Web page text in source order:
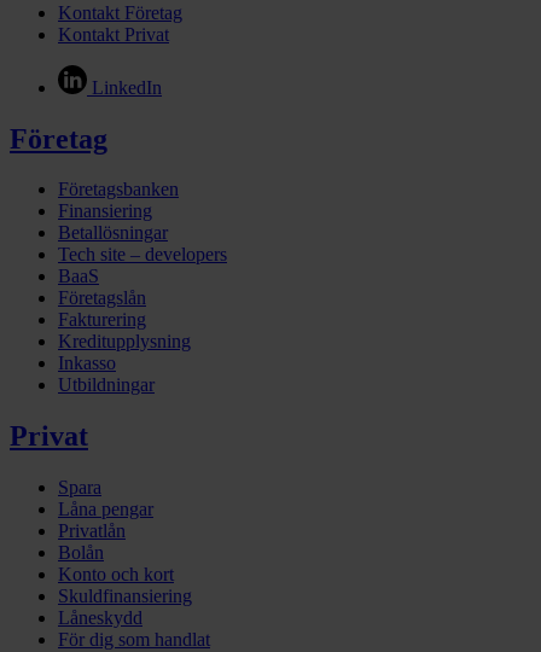
Kontakt Företag
Kontakt Privat
LinkedIn
Företag
Företagsbanken
Finansiering
Betallösningar
Tech site – developers
BaaS
Företagslån
Fakturering
Kreditupplysning
Inkasso
Utbildningar
Privat
Spara
Låna pengar
Privatlån
Bolån
Konto och kort
Skuldfinansiering
Låneskydd
För dig som handlat